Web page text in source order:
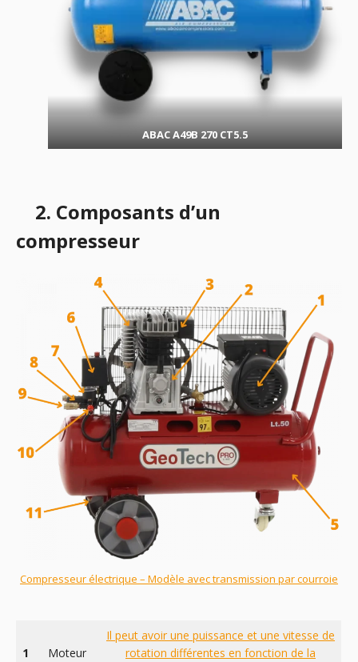
ABAC A49B 270 CT5.5
2. Composants d’un
compresseur
Compresseur électrique – Modèle avec transmission par courroie
1 Moteur
Il peut avoir une puissance et une vitesse de
rotation différentes en fonction de la